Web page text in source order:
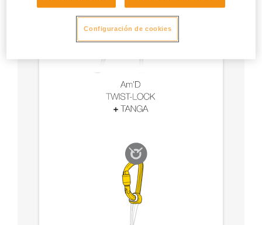
Configuración de cookies